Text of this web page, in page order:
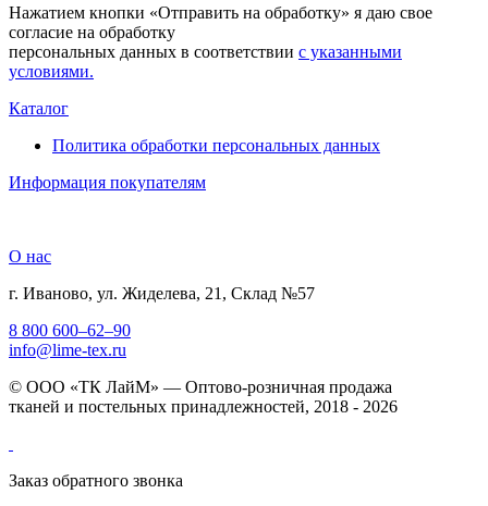
Нажатием кнопки «Отправить на обработку» я даю свое
согласие на обработку
персональных данных в соответствии с указанными
условиями.
Каталог
Политика обработки персональных данных
Информация покупателям
О нас
г. Иваново, ул. Жиделева, 21, Склад №57
8 800 600–62–90
info@lime-tex.ru
© ООО «ТК ЛайМ» — Оптово-розничная продажа
тканей и постельных принадлежностей, 2018 - 2026
Заказ обратного звонка